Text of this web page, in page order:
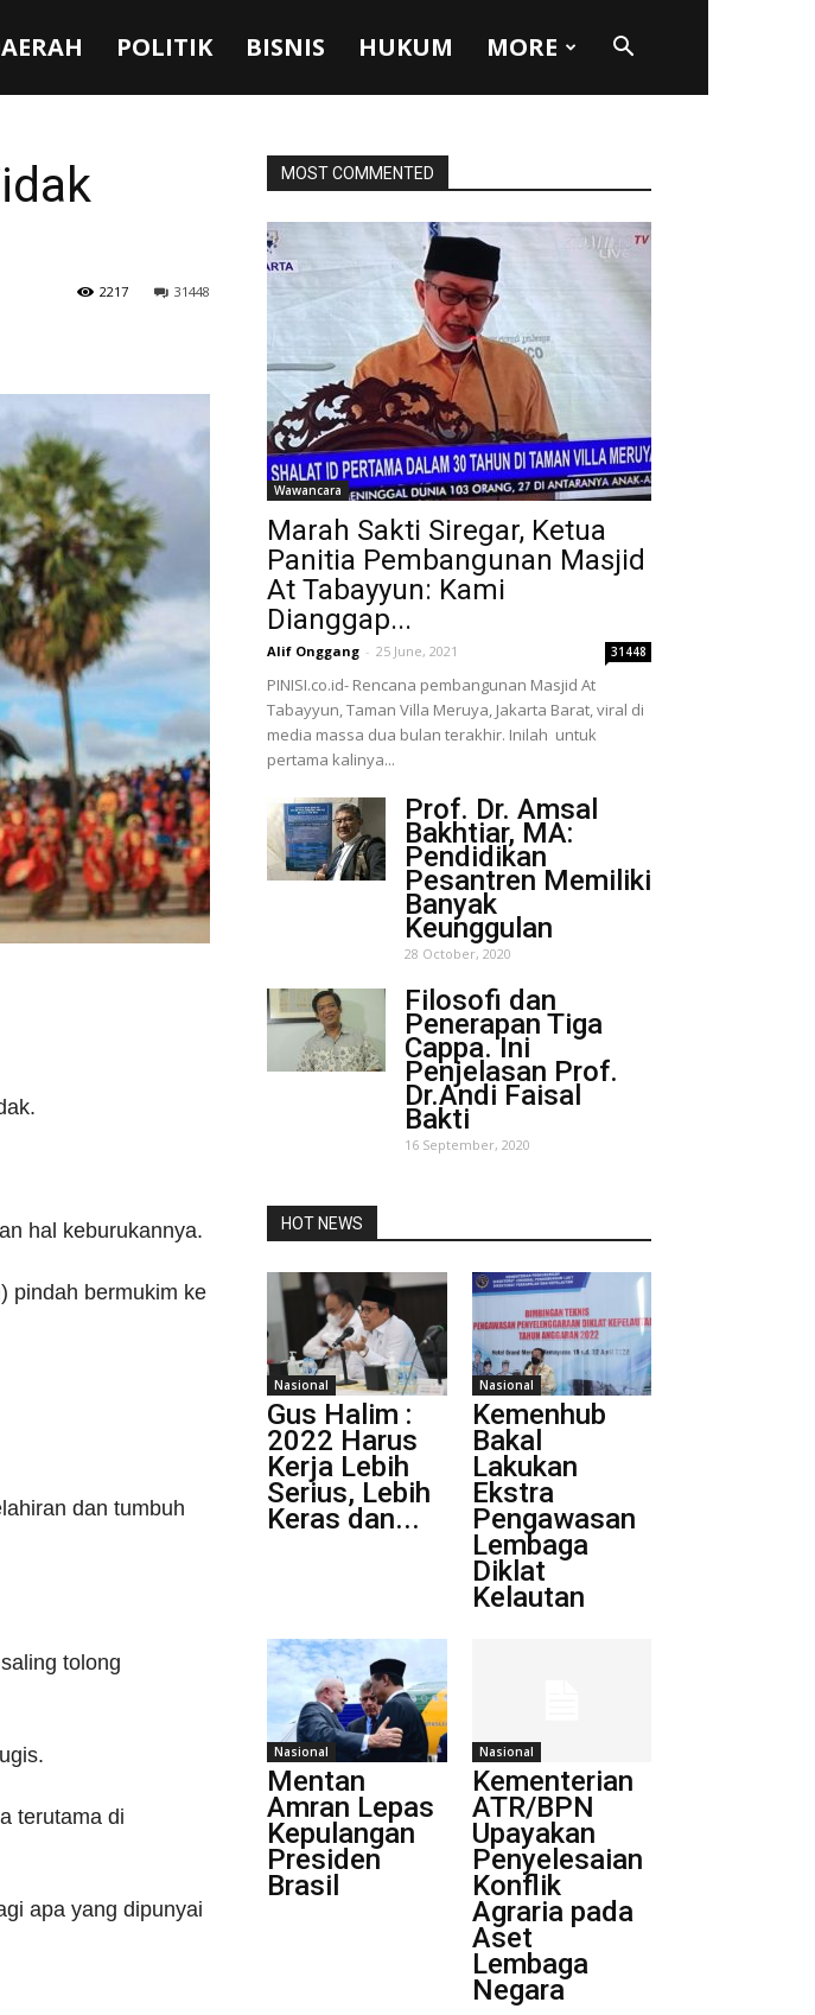
POLITIK BISNIS HUKUM MORE
31448
2217
hal keburukannya.
pindah bermukim ke
dan tumbuh
tolong
terutama di
apa yang dipunyai
MOST COMMENTED
Wawancara
Marah Sakti Siregar, Ketua
Panitia Pembangunan Masjid
At Tabayyun: Kami
Dianggap...
Alif Onggang - 25 June, 2021 31448
PINISI.co.id- Rencana pembangunan Masjid At
Tabayyun, Taman Villa Meruya, Jakarta Barat, viral di
media massa dua bulan terakhir. Inilah untuk
pertama kalinya...
Prof. Dr. Amsal
Bakhtiar, MA:
Pendidikan
Pesantren Memiliki
Banyak
Keunggulan
28 October, 2020
Filosofi dan
Penerapan Tiga
Cappa. Ini
Penjelasan Prof.
Dr.Andi Faisal
Bakti
16 September, 2020
HOT NEWS
Nasional
Gus Halim :
2022 Harus
Kerja Lebih
Serius, Lebih
Keras dan...
Nasional
Kemenhub
Bakal
Lakukan
Ekstra
Pengawasan
Lembaga
Diklat
Kelautan
Nasional
Mentan
Amran Lepas
Kepulangan
Presiden
Brasil
Nasional
Kementerian
ATR/BPN
Upayakan
Penyelesaian
Konflik
Agraria pada
Aset
Lembaga
Negara